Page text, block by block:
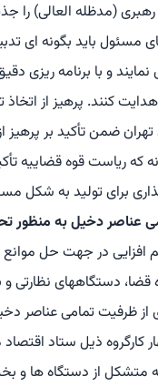
(مدظله العالی)
باید بگونه ای
و با برنامه ریزی
کنند. پرهیز از
ضمن تأکید بر
که ریاست قوه قضاییه
برای تولید به شکل
عناصر دخیل به منظور
افزایی در جهت حل
قضا، دستگاههای
از ظرفیت تمامی عناصر
کارگروه ذیل ستاد
متشکل از دستگاه